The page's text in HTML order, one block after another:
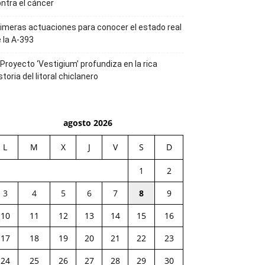
el cáncer
actuaciones para conocer el estado real
la A-393
Proyecto ‘Vestigium’ profundiza en la rica
del litoral chiclanero
agosto 2026
L M X J V S D
1
2
3
4 5 6 7 8
9
10
11 12 13 14 15
16
17
18 19 20 21 22
23
24
25 26 27 28 29
30